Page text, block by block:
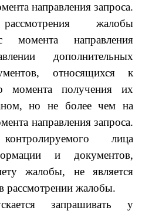
направления запроса.
жалобы
с момента направления
дополнительных
относящихся к
момента получения их
но не более чем на
направления запроса.
лица
и документов,
жалобы, не является
рассмотрении жалобы.
запрашивать у